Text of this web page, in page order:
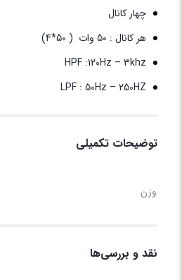
چهار کانال
هر کانال : 50 وات ( 50*4)
HPF :120Hz – 3khz
LPF : 50Hz – 250HZ
توضیحات تکمیلی
وزن
نقد و بررسی‌ها